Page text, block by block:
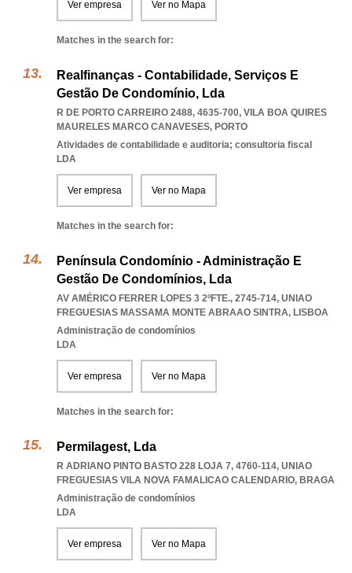
Ver empresa Ver no Mapa
Matches in the search for:
Realfinanças - Contabilidade, Serviços E
Gestão De Condomínio, Lda
R DE PORTO CARREIRO 2488, 4635-700, VILA BOA QUIRES
MAURELES MARCO CANAVESES, PORTO
Atividades de contabilidade e auditoria; consultoria fiscal
LDA
Ver empresa Ver no Mapa
Matches in the search for:
Península Condomínio - Administração E
Gestão De Condomínios, Lda
AV AMÉRICO FERRER LOPES 3 2ºFTE., 2745-714, UNIAO
FREGUESIAS MASSAMA MONTE ABRAAO SINTRA, LISBOA
Administração de condomínios
LDA
Ver empresa Ver no Mapa
Matches in the search for:
Permilagest, Lda
R ADRIANO PINTO BASTO 228 LOJA 7, 4760-114, UNIAO
FREGUESIAS VILA NOVA FAMALICAO CALENDARIO, BRAGA
Administração de condomínios
LDA
Ver empresa Ver no Mapa